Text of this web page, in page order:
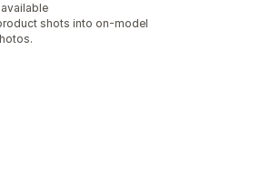
shots into on-model